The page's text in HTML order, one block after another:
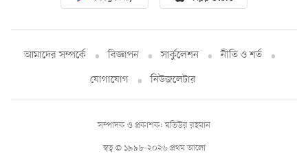
আমাদের সম্পর্কে বিজ্ঞাপন সার্কুলেশন
নীতি ও শর্ত
যোগাযোগ
নিউজলেটার
স্বত্ব © ১৯৯৮-২০২৬ প্রথম আলো
সম্পাদক ও প্রকাশক: মতিউর রহমান